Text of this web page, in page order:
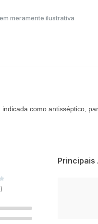
meramente ilustrativa
como antisséptico,
Principais